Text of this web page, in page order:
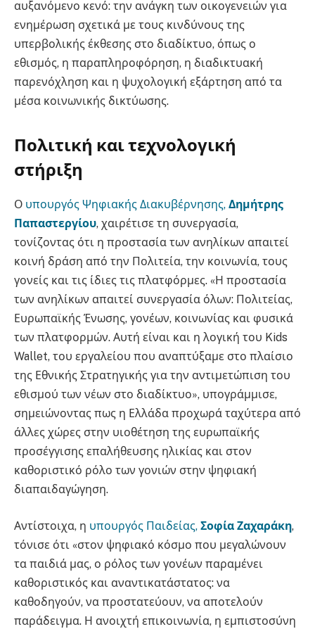
αυξανόμενο κενό: την ανάγκη των οικογενειών για
ενημέρωση σχετικά με τους κινδύνους της
υπερβολικής έκθεσης στο διαδίκτυο, όπως ο
εθισμός, η παραπληροφόρηση, η διαδικτυακή
παρενόχληση και η ψυχολογική εξάρτηση από τα
μέσα κοινωνικής δικτύωσης.
Πολιτική και τεχνολογική
στήριξη
Ο υπουργός Ψηφιακής Διακυβέρνησης, Δημήτρης
Παπαστεργίου, χαιρέτισε τη συνεργασία,
τονίζοντας ότι η προστασία των ανηλίκων απαιτεί
κοινή δράση από την Πολιτεία, την κοινωνία, τους
γονείς και τις ίδιες τις πλατφόρμες. «Η προστασία
των ανηλίκων απαιτεί συνεργασία όλων: Πολιτείας,
Ευρωπαϊκής Ένωσης, γονέων, κοινωνίας και φυσικά
των πλατφορμών. Αυτή είναι και η λογική του Kids
Wallet, του εργαλείου που αναπτύξαμε στο πλαίσιο
της Εθνικής Στρατηγικής για την αντιμετώπιση του
εθισμού των νέων στο διαδίκτυο», υπογράμμισε,
σημειώνοντας πως η Ελλάδα προχωρά ταχύτερα από
άλλες χώρες στην υιοθέτηση της ευρωπαϊκής
προσέγγισης επαλήθευσης ηλικίας και στον
καθοριστικό ρόλο των γονιών στην ψηφιακή
διαπαιδαγώγηση.
Αντίστοιχα, η υπουργός Παιδείας, Σοφία Ζαχαράκη,
τόνισε ότι «στον ψηφιακό κόσμο που μεγαλώνουν
τα παιδιά μας, ο ρόλος των γονέων παραμένει
καθοριστικός και αναντικατάστατος: να
καθοδηγούν, να προστατεύουν, να αποτελούν
παράδειγμα. Η ανοιχτή επικοινωνία, η εμπιστοσύνη